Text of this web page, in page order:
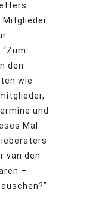
Mitglieder
den
wie
und
Mal
van den
–